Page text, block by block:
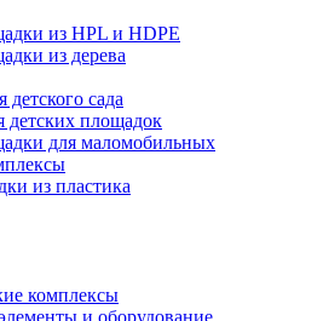
из HPL и HDPE
из дерева
сада
детских площадок
для маломобильных
из пластика
комплексы
и оборудование